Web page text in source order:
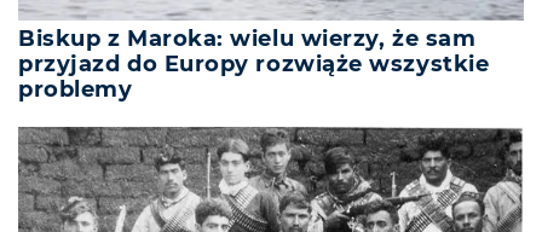
Biskup z Maroka: wielu wierzy, że sam
przyjazd do Europy rozwiąże wszystkie
problemy